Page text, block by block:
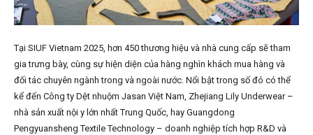
Tại SIUF Vietnam 2025, hơn 450 thương hiệu và nhà cung cấp sẽ tham
gia trưng bày, cùng sự hiện diện của hàng nghìn khách mua hàng và
đối tác chuyên ngành trong và ngoài nước. Nổi bật trong số đó có thể
kể đến Công ty Dệt nhuộm Jasan Việt Nam, Zhejiang Lily Underwear –
nhà sản xuất nội y lớn nhất Trung Quốc, hay Guangdong
Pengyuansheng Textile Technology – doanh nghiệp tích hợp R&D và